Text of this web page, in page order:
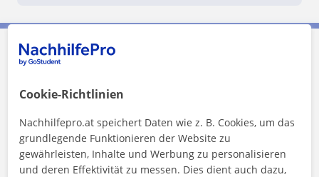
Hadi kontaktieren
1. Lektion gratis
Cookie-Richtlinien
Nachhilfepro.at speichert Daten wie z. B. Cookies, um das
grundlegende Funktionieren der Website zu
gewährleisten, Inhalte und Werbung zu personalisieren
und deren Effektivität zu messen. Dies dient auch dazu,